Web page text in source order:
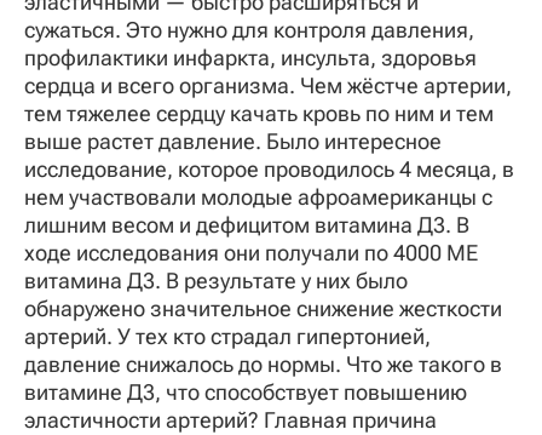
сужаться. Это нужно для контроля давления,
профилактики инфаркта, инсульта, здоровья
сердца и всего организма. Чем жёстче артерии,
тем тяжелее сердцу качать кровь по ним и тем
выше растет давление. Было интересное
исследование, которое проводилось 4 месяца, в
нем участвовали молодые афроамериканцы с
лишним весом и дефицитом витамина Д3. В
ходе исследования они получали по 4000 МЕ
витамина Д3. В результате у них было
обнаружено значительное снижение жесткости
артерий. У тех кто страдал гипертонией,
давление снижалось до нормы. Что же такого в
витамине Д3, что способствует повышению
эластичности артерий? Главная причина